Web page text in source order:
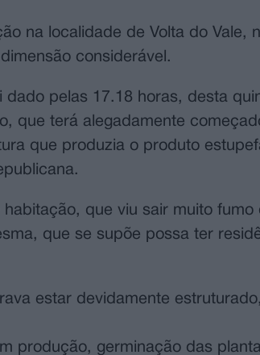
na localidade de Volta do Vale,
considerável.
pelas 17.18 horas, desta
que terá alegadamente
que produzia o produto
que viu sair muito
que se supõe possa ter
estar devidamente
produção, germinação das